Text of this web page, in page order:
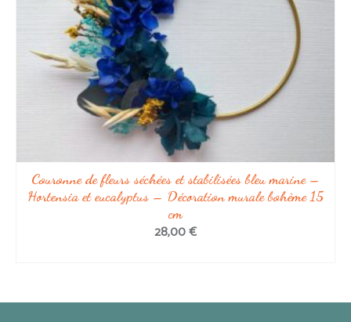
Couronne de fleurs séchées et stabilisées bleu marine –
Hortensia et eucalyptus – Décoration murale bohème 15
cm
28,00€